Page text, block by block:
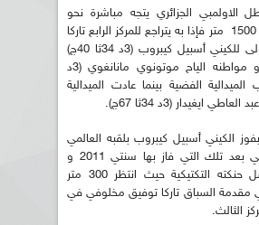
الاولمبي الجزائري يتجه مباشرة نحو
التتويج في نهائي 1500 متر فإذا به يتراجع للمركز الرابع تاركا
المراكز الثلاثة الاولى للكيني أسبيل كيبروب (3د 34ثا 40ج)
المتوج بالسباق و مواطنه الياح موتونوي مانانغوي (3د
الميدالية الفضية بينما عادت الميدالية
ايغيدار (3د 34ثا 67ج).
الكيني أسبيل كيبروب بلقبه العالمي
الثالث على التوالي بعد تلك التي فاز بها سنتي 2011 و
2013 وهذا بفضل حنكته التكتيكية حيث انتظر 300 متر
مقدمة السباق تاركا توفيق مخلوفي في
الثالث.